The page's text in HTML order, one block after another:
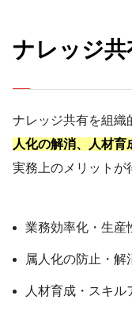
ナレッジ共
ナレッジ共有を組織
人化の解消、人材
実務上のメリットが
業務効率化・生産
属人化の防止・解
人材育成・スキル